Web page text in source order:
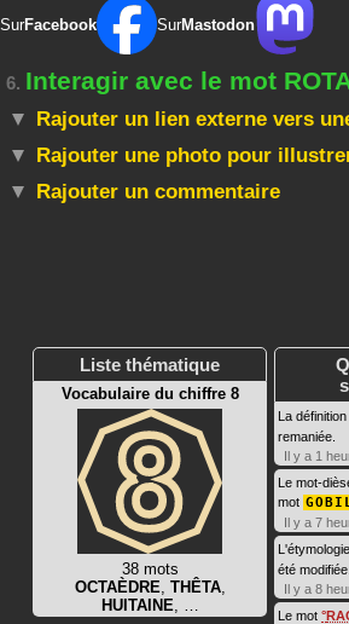
SurFacebook SurMastodon
6. Interagir avec le mot
Rajouter un lien externe vers
Rajouter une photo pour
Rajouter un commentaire
Liste thématique
Vocabulaire du chiffre 8
38 mots
OCTAÈDRE, THÊTA,
HUITAINE, …
La
remaniée.
Il y a 1
Le mot-
mot
Il y a 7
été modifiée.
Il y a 8
Le mot